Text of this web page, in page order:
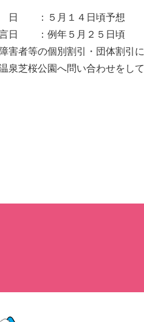
：５月１４日頃予想 ：
言日 ：例年５月２５日頃
害者等の個別割引・団体割引
泉芝桜公園へ問い合わせをし